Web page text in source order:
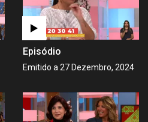
Episódio
Emitido a 27 Dezembro, 2024